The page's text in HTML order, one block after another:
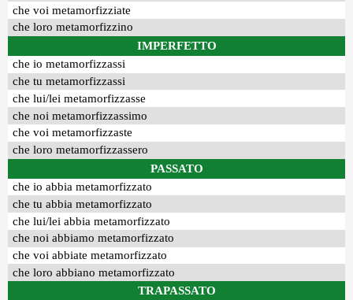
che voi metamorfizziate
che loro metamorfizzino
IMPERFETTO
che io metamorfizzassi
che tu metamorfizzassi
che lui/lei metamorfizzasse
che noi metamorfizzassimo
che voi metamorfizzaste
che loro metamorfizzassero
PASSATO
che io abbia metamorfizzato
che tu abbia metamorfizzato
che lui/lei abbia metamorfizzato
che noi abbiamo metamorfizzato
che voi abbiate metamorfizzato
che loro abbiano metamorfizzato
TRAPASSATO